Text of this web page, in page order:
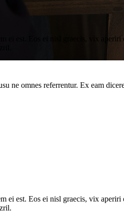
est. Eos ei nisl graecis, vix aperiri
ne omnes referrentur. Ex eam
ei est. Eos ei nisl graecis, vix